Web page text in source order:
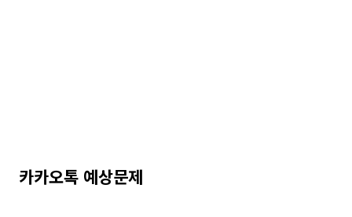
카카오톡 예상문제